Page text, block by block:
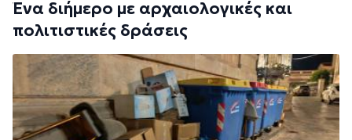
Ένα διήμερο με αρχαιολογικές και
πολιτιστικές δράσεις